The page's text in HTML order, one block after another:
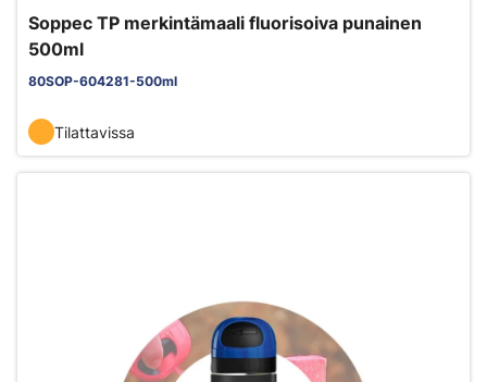
Soppec TP merkintämaali fluorisoiva punainen
500ml
80SOP-604281-500ml
Tilattavissa